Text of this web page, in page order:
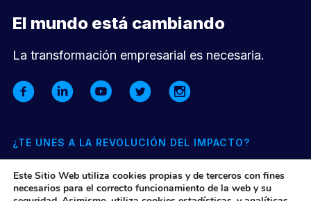
El mundo está cambiando
La transformación empresarial es necesaria.
¿TE UNES A LA REVOLUCIÓN DEL IMPACTO?
que pasa en nuestra comunidad y el ecosistema de impacto
Este Sitio Web utiliza cookies propias y de terceros con fines
necesarios para el correcto funcionamiento de la web y su